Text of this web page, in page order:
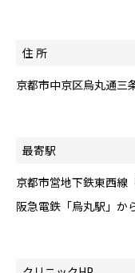
住 所
京都市中京区烏丸通三
最寄駅
京都市営地下鉄東西線
阪急電鉄「烏丸駅」か